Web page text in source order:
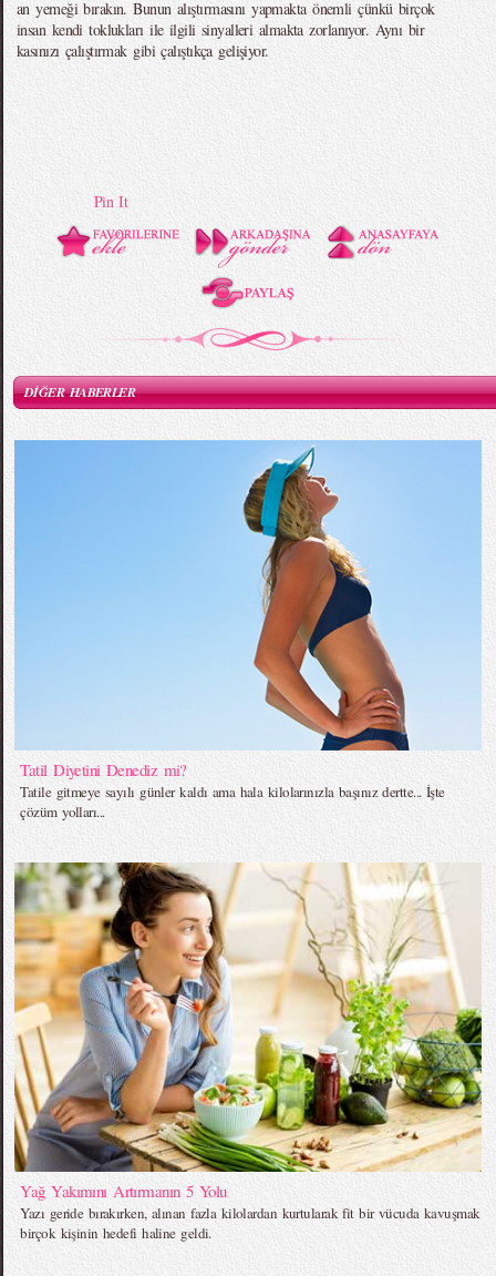
an yemeği bırakın. Bunun alıştırmasını yapmakta önemli çünkü birçok
insan kendi toklukları ile ilgili sinyalleri almakta zorlanıyor. Aynı bir
kasınızı çalıştırmak gibi çalıştıkça gelişiyor.
Pin It
DİĞER HABERLER
Tatil Diyetini Denediz mi?
Tatile gitmeye sayılı günler kaldı ama hala kilolarınızla başınız dertte... İşte
çözüm yolları...
Yağ Yakımını Artırmanın 5 Yolu
Yazı geride bırakırken, alınan fazla kilolardan kurtularak fit bir vücuda kavuşmak
birçok kişinin hedefi haline geldi.